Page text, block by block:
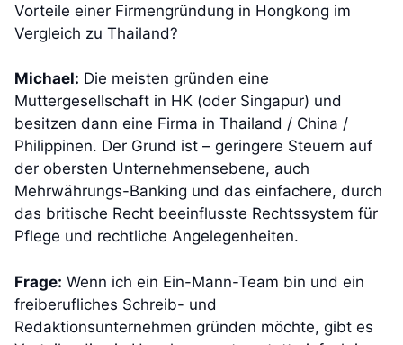
Vorteile einer Firmengründung in Hongkong im
Vergleich zu Thailand?
Michael: Die meisten gründen eine
Muttergesellschaft in HK (oder Singapur) und
besitzen dann eine Firma in Thailand / China /
Philippinen. Der Grund ist – geringere Steuern auf
der obersten Unternehmensebene, auch
Mehrwährungs-Banking und das einfachere, durch
das britische Recht beeinflusste Rechtssystem für
Pflege und rechtliche Angelegenheiten.
Frage: Wenn ich ein Ein-Mann-Team bin und ein
freiberufliches Schreib- und
Redaktionsunternehmen gründen möchte, gibt es